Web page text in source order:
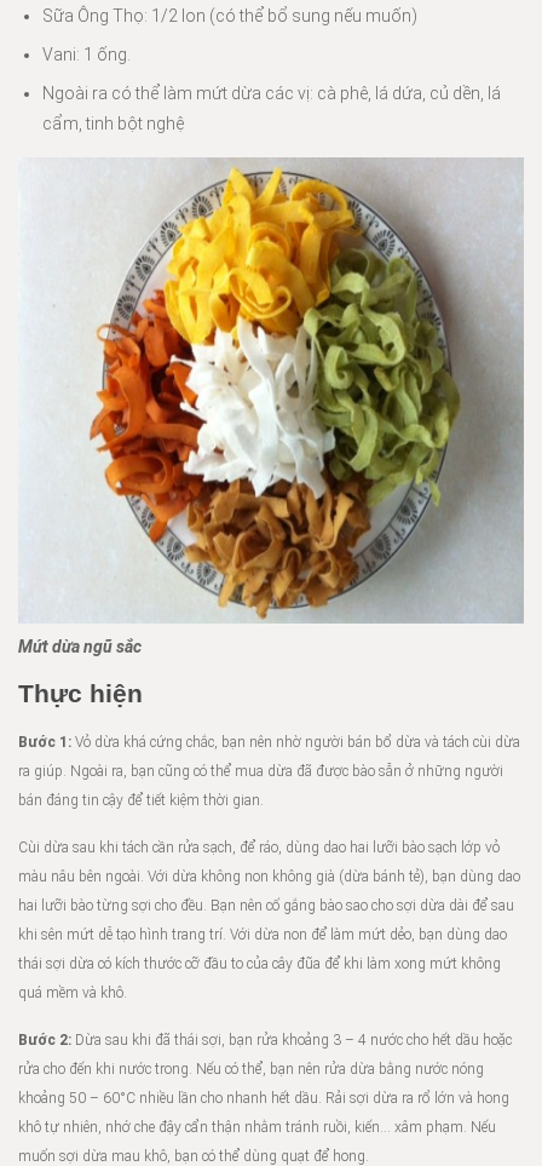
Sữa Ông Thọ: 1/2 lon (có thể bổ sung nếu muốn)
Vani: 1 ống.
Ngoài ra có thể làm mứt dừa các vị: cà phê, lá dứa, củ dền, lá
cẩm, tinh bột nghệ
Mứt dừa ngũ sắc
Thực hiện
Bước 1: Vỏ dừa khá cứng chắc, bạn nên nhờ người bán bổ dừa và tách cùi dừa
ra giúp. Ngoài ra, bạn cũng có thể mua dừa đã được bào sẵn ở những người
bán đáng tin cậy để tiết kiệm thời gian.
Cùi dừa sau khi tách cần rửa sạch, để ráo, dùng dao hai lưỡi bào sạch lớp vỏ
màu nâu bên ngoài. Với dừa không non không già (dừa bánh tẻ), bạn dùng dao
hai lưỡi bào từng sợi cho đều. Bạn nên cố gắng bào sao cho sợi dừa dài để sau
khi sên mứt dễ tạo hình trang trí. Với dừa non để làm mứt dẻo, bạn dùng dao
thái sợi dừa có kích thước cỡ đầu to của cây đũa để khi làm xong mứt không
quá mềm và khô.
Bước 2: Dừa sau khi đã thái sợi, bạn rửa khoảng 3 – 4 nước cho hết dầu hoặc
rửa cho đến khi nước trong. Nếu có thể, bạn nên rửa dừa bằng nước nóng
khoảng 50 – 60°C nhiều lần cho nhanh hết dầu. Rải sợi dừa ra rổ lớn và hong
khô tự nhiên, nhớ che đậy cẩn thận nhằm tránh ruồi, kiến… xâm phạm. Nếu
muốn sợi dừa mau khô, bạn có thể dùng quạt để hong.